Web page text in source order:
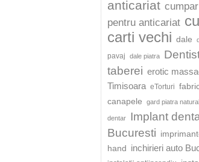
anticariat
pentru anticariat
carti vechi dale
pavaj dale piatra
taberei erotic
Timisoara eTorturi
canapele
gard piatra
dentar
Implant
Bucuresti
hand inchirieri auto